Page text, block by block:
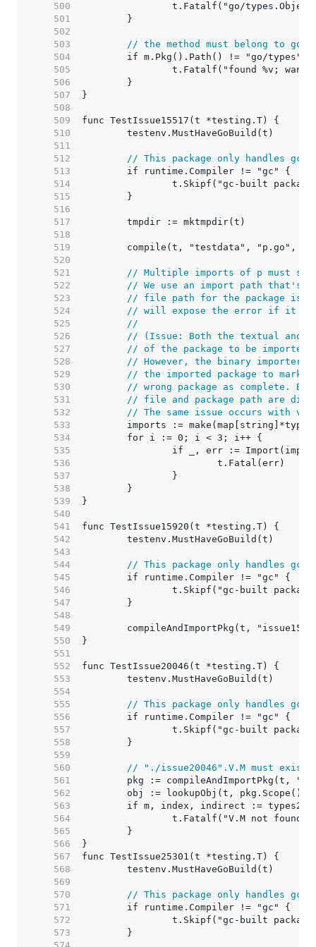
   500
   501
   502
   503
// the method must belong to go/
   504
   505
   506
   507
   508
   509
   510
   511
   512
// This package only handles gc
   513
   514
   515
   516
   517
   518
   519
   520
   521
// Multiple imports of p must
   522
// We use an import path that's
   523
// file path for the package is
   524
// will expose the error if it is
   525
//
   526
// (Issue: Both the textual and
   527
// of the package to be imported
   528
// However, the binary importer
   529
// the imported package to mark
   530
// wrong package as complete.
   531
// file and package path are
   532
// The same issue occurs with
   533
   534
   535
   536
   537
   538
   539
   540
   541
   542
   543
   544
// This package only handles gc
   545
   546
   547
   548
   549
   550
   551
   552
   553
   554
   555
// This package only handles gc
   556
   557
   558
   559
   560
// "./issue20046".V.M must exist
   561
   562
   563
   564
   565
   566
   567
   568
   569
   570
// This package only handles gc
   571
   572
   573